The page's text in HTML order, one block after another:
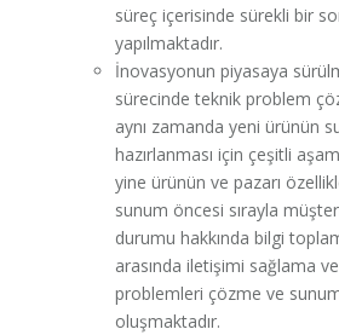
süreç içerisinde sürekli bir
yapılmaktadır.
İnovasyonun piyasaya
sürecinde teknik problem
aynı zamanda yeni ürünün
hazırlanması için çeşitli
yine ürünün ve pazarı
sunum öncesi sırayla
durumu hakkında bilgi
arasında iletişimi sağlama
problemleri çözme ve
oluşmaktadır.